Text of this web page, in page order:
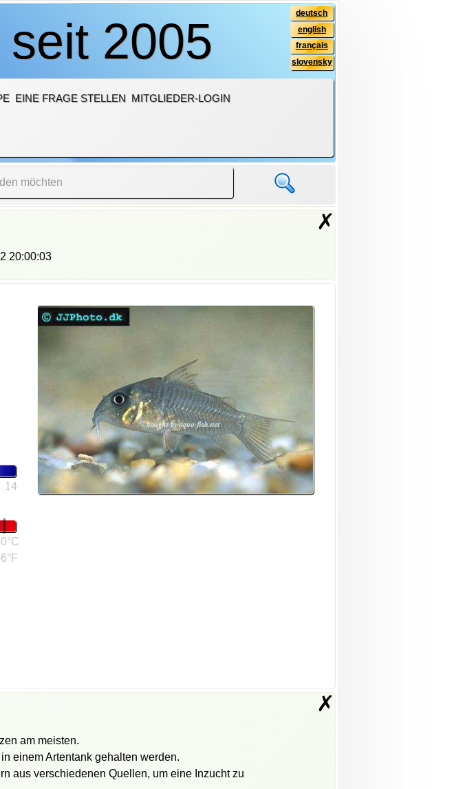
2005
deutsch
english
français
slovensky
EINE FRAGE STELLEN MITGLIEDER-LOGIN
✗
20:00:03
14
✗
am meisten.
einem Artentank gehalten werden.
aus verschiedenen Quellen, um eine Inzucht zu